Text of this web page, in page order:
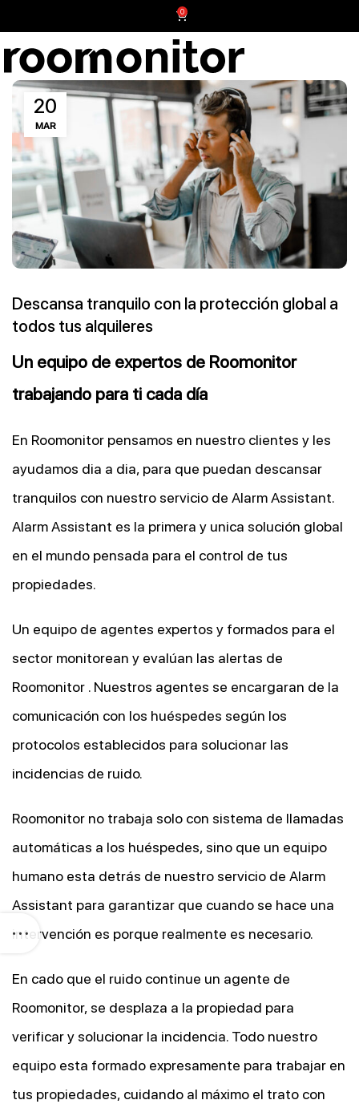
0
Descansa tranquilo con la protección global a
todos tus alquileres
20
MAR
Un equipo de expertos de Roomonitor
trabajando para ti cada día
En Roomonitor pensamos en nuestro clientes y les
ayudamos dia a dia, para que puedan descansar
tranquilos con nuestro servicio de Alarm Assistant.
Alarm Assistant es la primera y unica solución global
en el mundo pensada para el control de tus
propiedades.
Un equipo de agentes expertos y formados para el
sector monitorean y evalúan las alertas de
Roomonitor . Nuestros agentes se encargaran de la
comunicación con los huéspedes según los
protocolos establecidos para solucionar las
incidencias de ruido.
Roomonitor no trabaja solo con sistema de llamadas
automáticas a los huéspedes, sino que un equipo
humano esta detrás de nuestro servicio de Alarm
Assistant para garantizar que cuando se hace una
intervención es porque realmente es necesario.
En cado que el ruido continue un agente de
Roomonitor, se desplaza a la propiedad para
verificar y solucionar la incidencia. Todo nuestro
equipo esta formado expresamente para trabajar en
tus propiedades, cuidando al máximo el trato con